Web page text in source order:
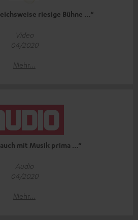
riesige Bühne …“
Video
04/2020
Mehr...
mit Musik prima …“
Audio
04/2020
Mehr...